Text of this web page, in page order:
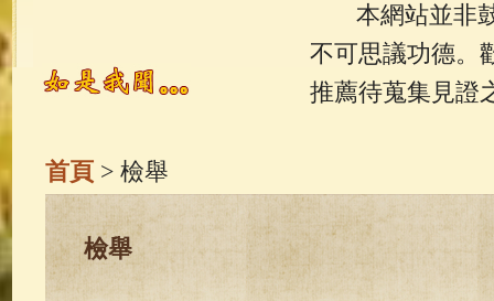
本網站並非鼓
不可思議功德。
推薦待蒐集見證
首頁> 檢舉
檢舉